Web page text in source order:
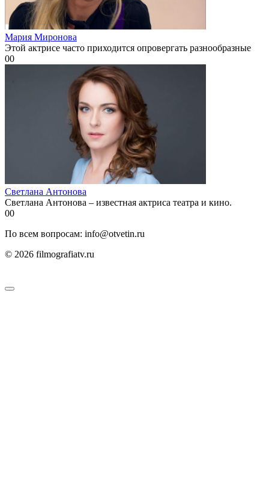
Мария Миронова
Этой актрисе часто приходится опровергать разнообразные
00
Светлана Антонова
Светлана Антонова – известная актриса театра и кино.
00
По всем вопросам: info@otvetin.ru
© 2026 filmografiatv.ru